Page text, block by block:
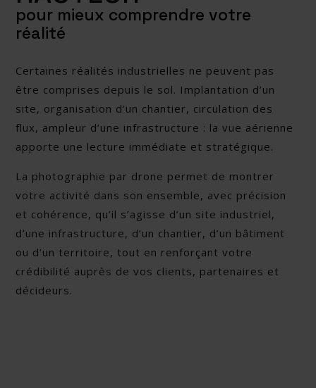
pour mieux comprendre votre
réalité
Certaines réalités industrielles ne peuvent pas
être comprises depuis le sol. Implantation d’un
site, organisation d’un chantier, circulation des
flux, ampleur d’une infrastructure : la vue aérienne
apporte une lecture immédiate et stratégique.
La photographie par drone permet de montrer
votre activité dans son ensemble, avec précision
et cohérence, qu’il s’agisse d’un site industriel,
d’une infrastructure, d’un chantier, d’un bâtiment
ou d’un territoire, tout en renforçant votre
crédibilité auprès de vos clients, partenaires et
décideurs.